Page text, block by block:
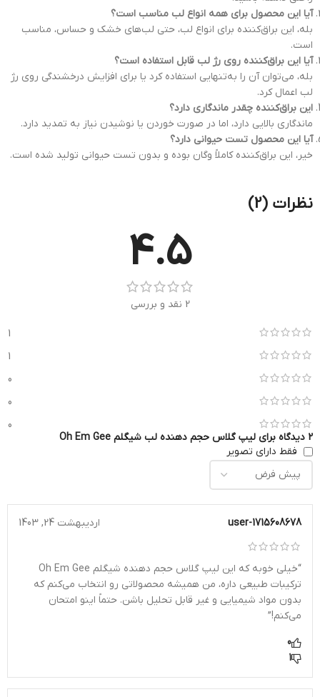
آیا این محصول برای همه انواع لب مناسب است؟
بله، این براق‌کننده برای انواع لب، حتی لب‌های خشک و حساس، مناسب
است.
آیا این براق‌کننده روی رژ لب قابل استفاده است؟
بله، می‌توان آن را به‌تنهایی استفاده کرد یا برای افزایش درخشندگی روی رژ
لب اعمال کرد.
این براق‌کننده چقدر ماندگاری دارد؟
ماندگاری بالایی دارد، اما در صورت خوردن یا نوشیدن نیاز به تمدید دارد.
آیا این محصول تست حیوانی دارد؟
خیر، این براق‌کننده کاملاً وگان بوده و بدون تست حیوانی تولید شده است.
نظرات (2)
4.5
2 نقد و بررسی
1
1
0
0
0
2 دیدگاه برای
لیپ گلاس حجم دهنده لب شیگلم Oh Em Gee
فقط دارای تصویر
user-1715608678 اردیبهشت 24, 1403
“خیلی خوبه که این لیپ گلاس حجم دهنده شیگلم Oh Em Gee
ترکیبات طبیعی داره، من همیشه محصولاتی رو انتخاب می‌کنم که
بدون مواد شیمیایی و غیر قابل تحلیل باشن. حتماً اینو امتحان
می‌کنم!”
0
1